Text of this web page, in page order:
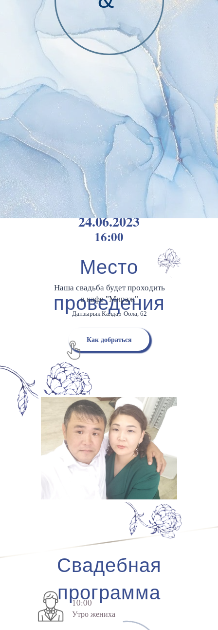
24.06.2023
Чойгана и Ужар-
оол!
Приглашаем Вас на
торжество, посвященное нашей свадьбе!
Мы будем рады, если вы проведете
этот счастливый день с нами.
16:00
Данзырык Калдар-Оола, 62
Наша свадьба будет проходить
в кафе "Мираж"
Место
проведения
Дорогие
Свадебная
программа
Как добраться
10:00
Утро жениха